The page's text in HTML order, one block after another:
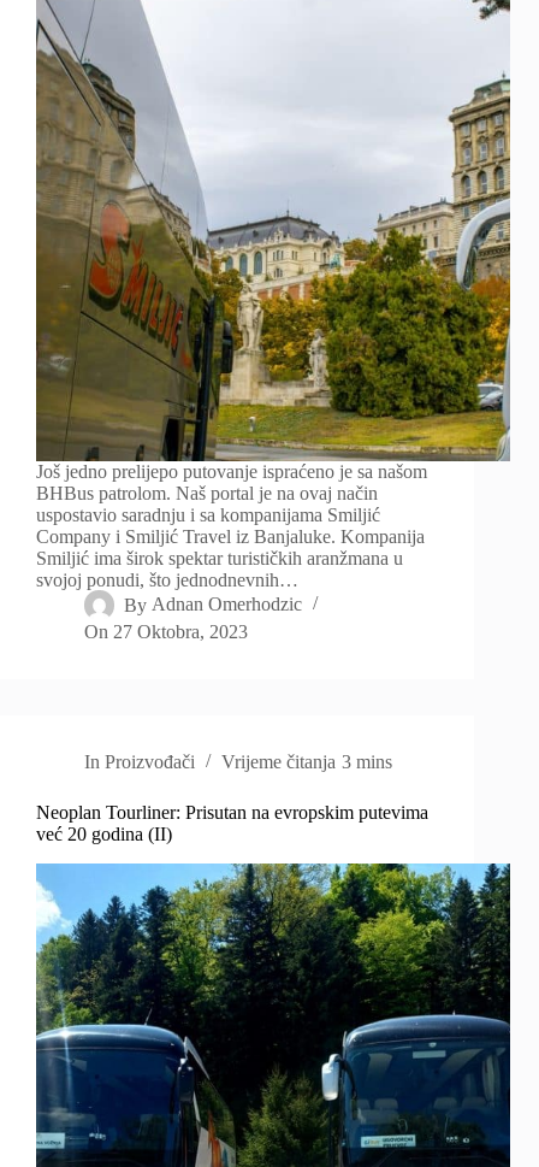
Još jedno prelijepo putovanje ispraćeno je sa našom
BHBus patrolom. Naš portal je na ovaj način
uspostavio saradnju i sa kompanijama Smiljić
Company i Smiljić Travel iz Banjaluke. Kompanija
Smiljić ima širok spektar turističkih aranžmana u
svojoj ponudi, što jednodnevnih…
By Adnan Omerhodzic
On 27 Oktobra, 2023
In Proizvođači Vrijeme čitanja 3 mins
Neoplan Tourliner: Prisutan na evropskim putevima
već 20 godina (II)